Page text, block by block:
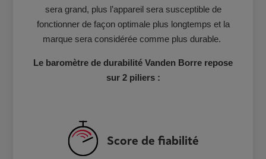
sera grand, plus l’appareil sera susceptible de
fonctionner de façon optimale plus longtemps et la
marque sera considérée comme plus durable.
Le baromètre de durabilité Vanden Borre repose
sur 2 piliers :
Score de fiabilité